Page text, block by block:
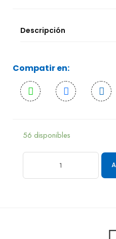
Descripción
Compatir en:
56 disponibles